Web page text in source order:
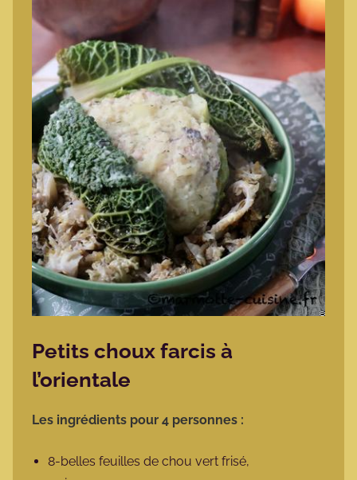
Petits choux farcis à
l’orientale
Les ingrédients pour 4 personnes :
8-belles feuilles de chou vert frisé,